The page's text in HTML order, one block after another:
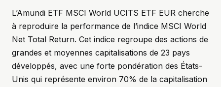
L’Amundi ETF MSCI World UCITS ETF EUR cherche
à reproduire la performance de l’indice MSCI World
Net Total Return. Cet indice regroupe des actions de
grandes et moyennes capitalisations de 23 pays
développés, avec une forte pondération des États-
Unis qui représente environ 70% de la capitalisation